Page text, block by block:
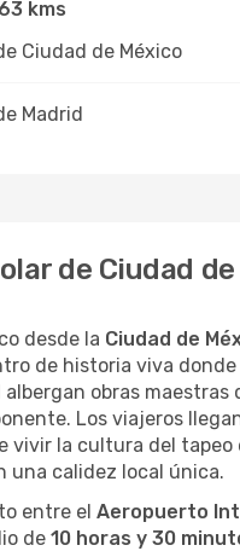
kms
Ciudad de México
Madrid
de Ciudad
desde la Ciudad de
de historia viva
obras
Los viajeros
vivir la cultura del
una calidez local única.
entre el Aeropuerto
de 10 horas y 30